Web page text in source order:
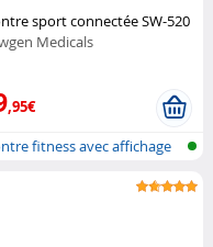
sport connectée SW-520
Medicals
,95€
fitness avec affichage